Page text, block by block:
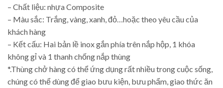
– Chất liệu: nhựa Composite
– Màu sắc: Trắng, vàng, xanh, đỏ…hoặc theo yêu cầu của
khách hàng
– Kết cấu: Hai bản lề inox gắn phía trên nắp hộp, 1 khóa
không gỉ và 1 thanh chống nắp thùng
*.Thùng chở hàng có thể ứng dụng rất nhiều trong cuộc sống,
chúng có thể dùng để giao bưu kiện, bưu phẩm, giao thức ăn